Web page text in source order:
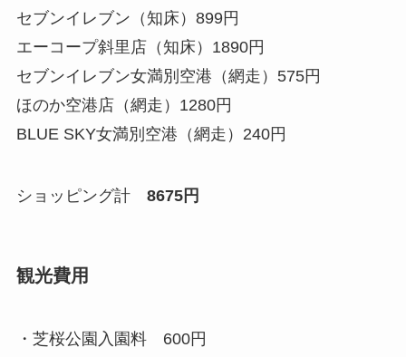
セブンイレブン（知床）899円
エーコープ斜里店（知床）1890円
セブンイレブン女満別空港（網走）575円
ほのか空港店（網走）1280円
BLUE SKY女満別空港（網走）240円
ショッピング計 8675円
観光費用
・芝桜公園入園料 600円